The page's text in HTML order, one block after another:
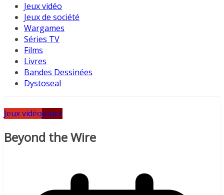
Jeux vidéo
Jeux de société
Wargames
Séries TV
Films
Livres
Bandes Dessinées
Dystoseal
Jeux vidéoJouer
Beyond the Wire